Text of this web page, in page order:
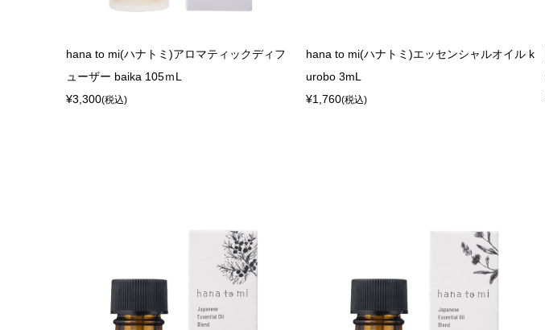
hana to mi(ハナトミ)アロマティックディフ
ューザー baika 105ｍL
¥3,300(税込)
hana to mi(ハナトミ)エッセンシャルオイル k
urobo 3mL
¥1,760(税込)